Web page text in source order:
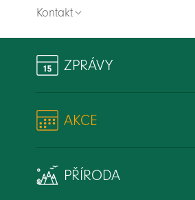
Kontakt
ZPRÁVY
AKCE
PŘÍRODA